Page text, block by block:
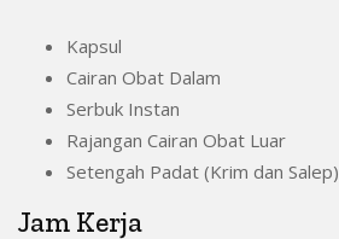
Kapsul
Cairan Obat Dalam
Serbuk Instan
Rajangan Cairan Obat Luar
Setengah Padat (Krim dan Salep)
Jam Kerja